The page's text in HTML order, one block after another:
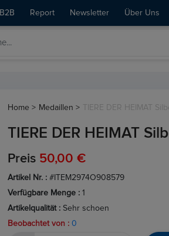
B2B Report Newsletter Über Uns
Home > Medaillen > TIERE DER HEIMAT
TIERE DER HEIMAT
Preis 50,00 €
Artikel Nr. : #ITEM2974O908579
Verfügbare Menge : 1
Artikelqualität : Sehr schoen
Beobachtet von : 0